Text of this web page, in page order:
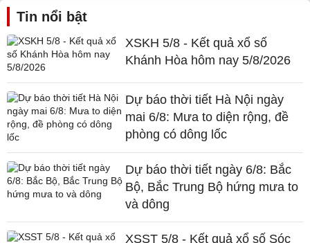
Tin nổi bật
XSKH 5/8 - Kết quả xổ số
Khánh Hòa hôm nay 5/8/2026
Dự báo thời tiết Hà Nội ngày
mai 6/8: Mưa to diện rộng, đề
phòng có dông lốc
Dự báo thời tiết ngày 6/8: Bắc
Bộ, Bắc Trung Bộ hứng mưa to
và dông
XSST 5/8 - Kết quả xổ số Sóc